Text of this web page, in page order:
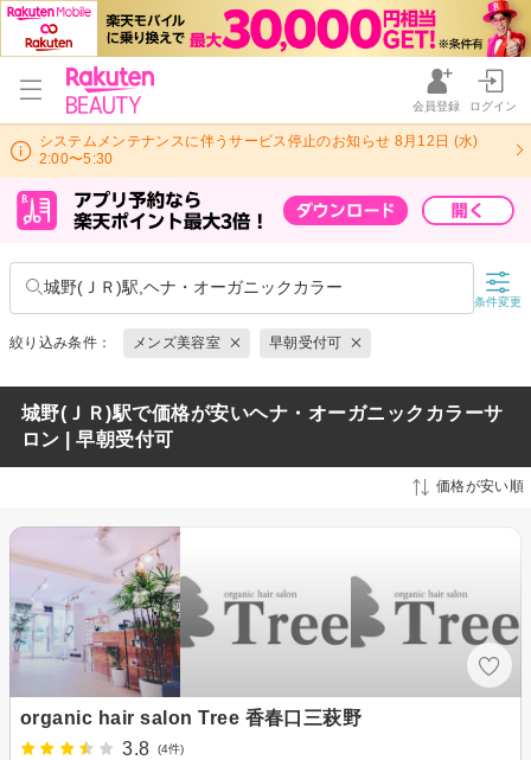
会員登録 ログイン
システムメンテナンスに伴うサービス停止のお知らせ 8月12日 (水)
2:00〜5:30
城野(ＪＲ)駅,ヘナ・オーガニックカラー
条件変更
絞り込み条件： メンズ美容室 早朝受付可
城野(ＪＲ)駅で価格が安いヘナ・オーガニックカラーサ
ロン | 早朝受付可
価格が安い順
organic hair salon Tree 香春口三萩野
3.8
(4件)